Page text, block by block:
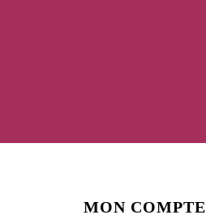
MON COMPTE